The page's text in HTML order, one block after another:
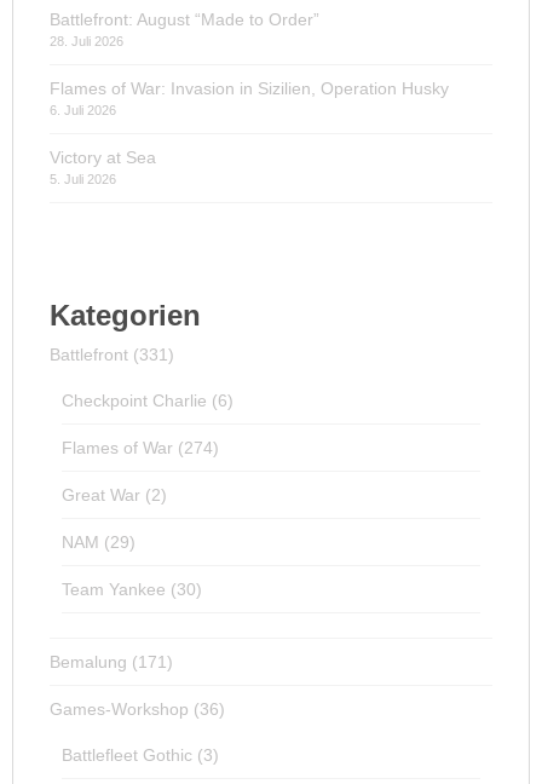
Battlefront: August “Made to Order”
28. Juli 2026
Flames of War: Invasion in Sizilien, Operation Husky
6. Juli 2026
Victory at Sea
5. Juli 2026
Kategorien
Battlefront (331)
Checkpoint Charlie (6)
Flames of War (274)
Great War (2)
NAM (29)
Team Yankee (30)
Bemalung (171)
Games-Workshop (36)
Battlefleet Gothic (3)